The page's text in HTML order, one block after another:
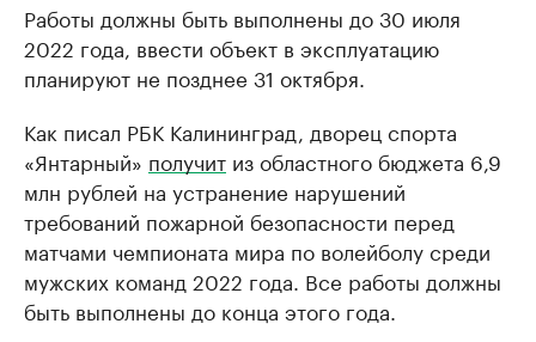
Работы должны быть выполнены до 30 июля
2022 года, ввести объект в эксплуатацию
планируют не позднее 31 октября.
Как писал РБК Калининград, дворец спорта
«Янтарный» получит из областного бюджета 6,9
млн рублей на устранение нарушений
требований пожарной безопасности перед
матчами чемпионата мира по волейболу среди
мужских команд 2022 года. Все работы должны
быть выполнены до конца этого года.